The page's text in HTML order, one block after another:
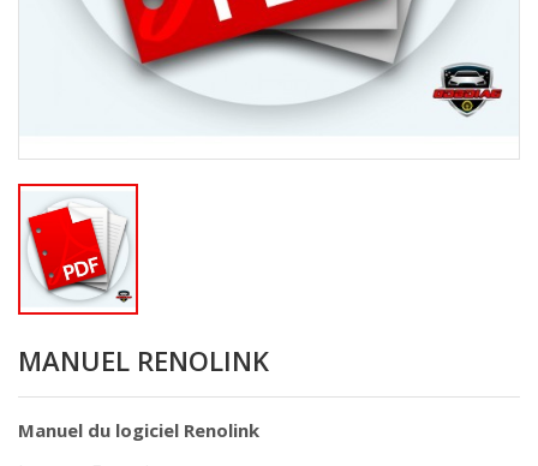
MANUEL RENOLINK
Manuel du logiciel Renolink